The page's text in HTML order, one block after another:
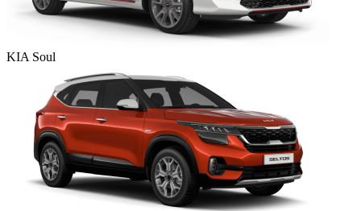
KIA Soul